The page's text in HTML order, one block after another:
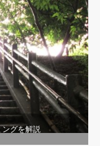
グを解説